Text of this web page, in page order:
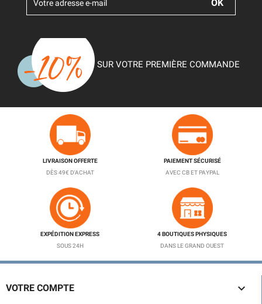
SUR VOTRE PREMIÈRE COMMANDE
LIVRAISON OFFERTE
DÈS 49€ D'ACHAT
PAIEMENT SÉCURISÉ
AVEC CB ET PAYPAL
EXPÉDITION EXPRESS
SOUS 24H
4 BOUTIQUES PHYSIQUES
DANS LE GRAND OUEST
VOTRE COMPTE 